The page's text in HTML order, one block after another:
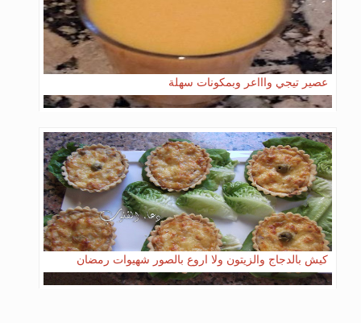
عصير تيجي واااعر وبمكونات سهلة
كيش بالدجاج والزيتون ولا اروع بالصور شهيوات رمضان